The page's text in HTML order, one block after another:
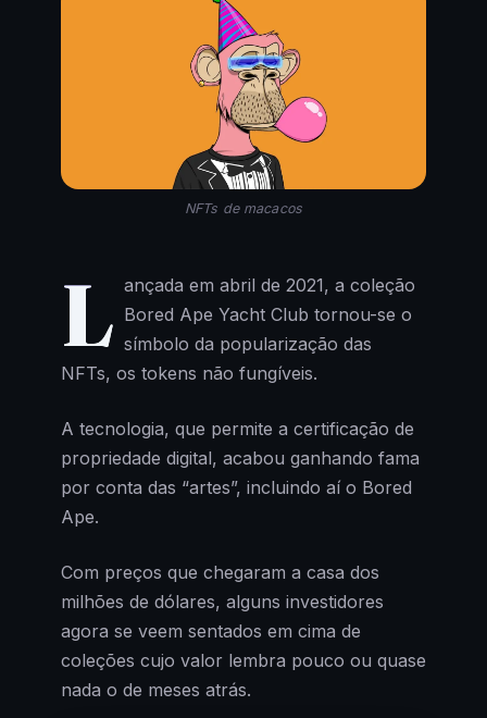
NFTs de macacos
L ançada em abril de 2021, a coleção
Bored Ape Yacht Club tornou-se o
símbolo da popularização das
NFTs, os tokens não fungíveis.
A tecnologia, que permite a certificação de
propriedade digital, acabou ganhando fama
por conta das “artes”, incluindo aí o Bored
Ape.
Com preços que chegaram a casa dos
milhões de dólares, alguns investidores
agora se veem sentados em cima de
coleções cujo valor lembra pouco ou quase
nada o de meses atrás.